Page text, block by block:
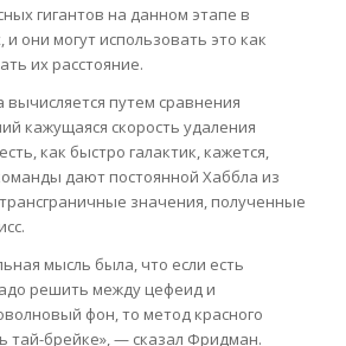
гигантов на данном этапе в
и они могут использовать это как
их расстояние.
вычисляется путем сравнения
кажущаяся скорость удаления
как быстро галактик, кажется,
дают постоянной Хаббла из
значения, полученные
мысль была, что если есть
решить между цефеид и
фон, то метод красного
тай-брейке», — сказал Фридман.